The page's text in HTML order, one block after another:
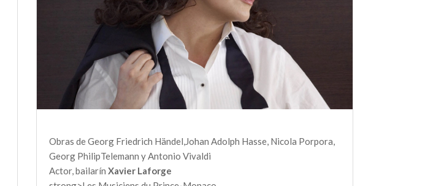
Obras de Georg Friedrich Händel,Johan Adolph Hasse, Nicola Porpora,
Georg PhilipTelemann y Antonio Vivaldi
Actor, bailarínXavier Laforge